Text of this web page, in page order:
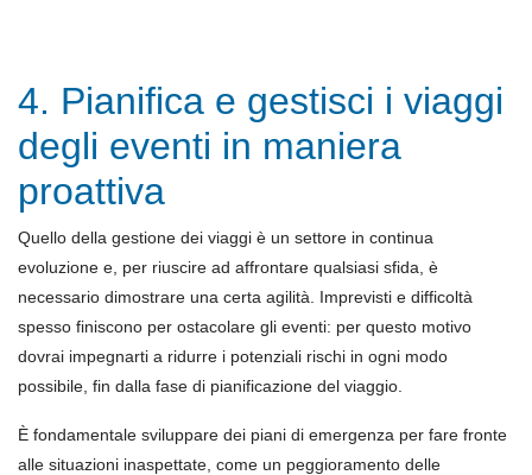
4. Pianifica e gestisci i viaggi
degli eventi in maniera
proattiva
Quello della gestione dei viaggi è un settore in continua
evoluzione e, per riuscire ad affrontare qualsiasi sfida, è
necessario dimostrare una certa agilità. Imprevisti e difficoltà
spesso finiscono per ostacolare gli eventi: per questo motivo
dovrai impegnarti a ridurre i potenziali rischi in ogni modo
possibile, fin dalla fase di pianificazione del viaggio.
È fondamentale sviluppare dei piani di emergenza per fare fronte
alle situazioni inaspettate, come un peggioramento delle